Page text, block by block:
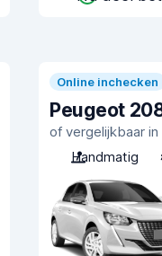
Online inchecken
Peugeot
of vergelijkbaar
Handmatig